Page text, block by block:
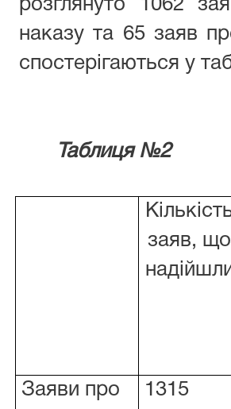
розглянуто 1062
наказу та 65 заяв
спостерігаються у
Таблиця №2
заяв, що
Заяви про
1315